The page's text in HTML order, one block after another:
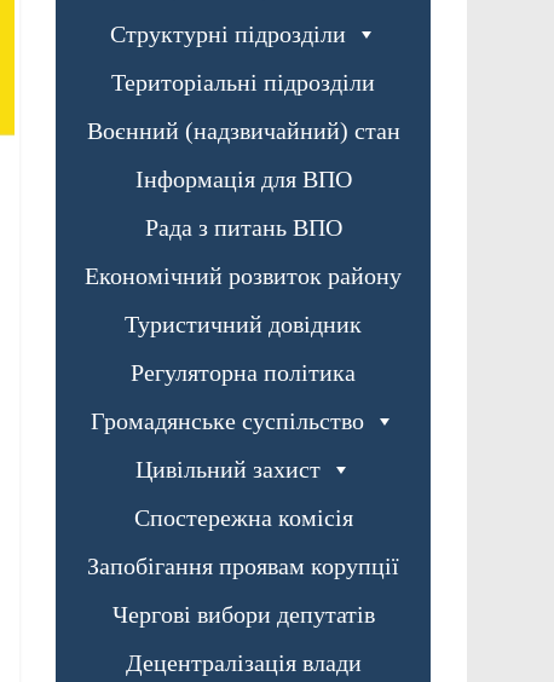
Структурні підрозділи
Територіальні підрозділи
Воєнний (надзвичайний) стан
Інформація для ВПО
Рада з питань ВПО
Економічний розвиток району
Туристичний довідник
Регуляторна політика
Громадянське суспільство
Цивільний захист
Спостережна комісія
Запобігання проявам корупції
Чергові вибори депутатів
Децентралізація влади